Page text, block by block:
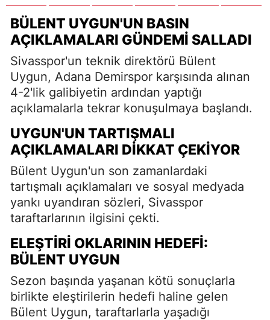
BÜLENT UYGUN'UN BASIN
AÇIKLAMALARI GÜNDEMI SALLADI
Sivasspor'un teknik direktörü Bülent
Uygun, Adana Demirspor karşısında alınan
4-2'lik galibiyetin ardından yaptığı
açıklamalarla tekrar konuşulmaya başlandı.
UYGUN'UN TARTIŞMALI
AÇIKLAMALARI DIKKAT ÇEKIYOR
Bülent Uygun'un son zamanlardaki
tartışmalı açıklamaları ve sosyal medyada
yankı uyandıran sözleri, Sivasspor
taraftarlarının ilgisini çekti.
ELEŞTIRI OKLARININ HEDEFI:
BÜLENT UYGUN
Sezon başında yaşanan kötü sonuçlarla
birlikte eleştirilerin hedefi haline gelen
Bülent Uygun, taraftarlarla yaşadığı